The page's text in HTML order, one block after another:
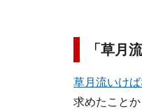
「草月
草月流いけば
求めたこと